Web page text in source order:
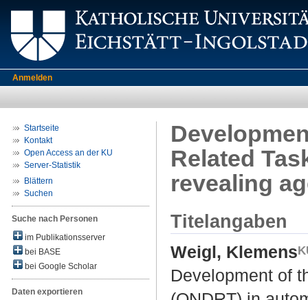
Anmelden
Startseite
Kontakt
Open Access an der KU
Server-Statistik
Blättern
Suchen
Suche nach Personen
im Publikationsserver
bei BASE
bei Google Scholar
Daten exportieren
Related
revealing
Titelangaben
Weigl, Klemens
Development of